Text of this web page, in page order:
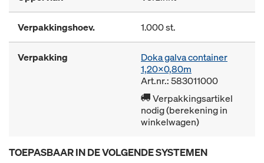
Verpakkingshoev. 1.000 st.
Verpakking
Doka galva container
1,20x0,80m
Art.nr.: 583011000
Verpakkingsartikel
nodig (berekening in
winkelwagen)
TOEPASBAAR IN DE VOLGENDE SYSTEMEN